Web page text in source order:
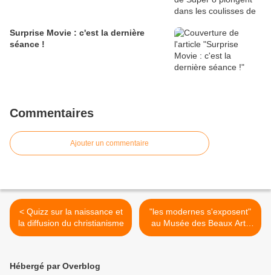
Surprise Movie : c'est la dernière
séance !
Commentaires
Ajouter un commentaire
< Quizz sur la naissance et
la diffusion du christianisme
"les modernes s'exposent"
au Musée des Beaux Arts
(Lyon) >
Hébergé par Overblog